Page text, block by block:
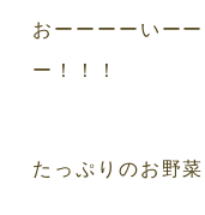
おーーーーいー
ー！！！
たっぷりのお野菜